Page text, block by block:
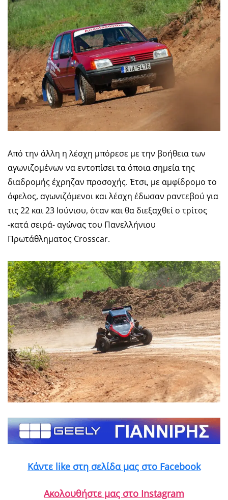
Από την άλλη η λέσχη μπόρεσε με την βοήθεια των
αγωνιζομένων να εντοπίσει τα όποια σημεία της
διαδρομής έχρηζαν προσοχής. Έτσι, με αμφίδρομο το
όφελος, αγωνιζόμενοι και λέσχη έδωσαν ραντεβού για
τις 22 και 23 Ιούνιου, όταν και θα διεξαχθεί ο τρίτος
-κατά σειρά- αγώνας του Πανελλήνιου
Πρωτάθληματος Crosscar.
Κάντε like στη σελίδα μας στο Facebook
Ακολουθήστε μας στο Instagram